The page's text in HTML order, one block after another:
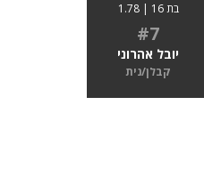
בת 16 | 1.78
#7
יובל אהרוני
קבלן/נית